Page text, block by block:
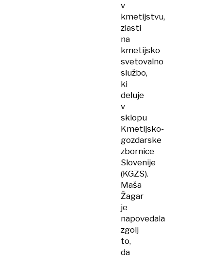
v
kmetijstvu,
zlasti
na
kmetijsko
svetovalno
službo,
ki
deluje
v
sklopu
Kmetijsko-
gozdarske
zbornice
Slovenije
(KGZS).
Maša
Žagar
je
napovedala
zgolj
to,
da